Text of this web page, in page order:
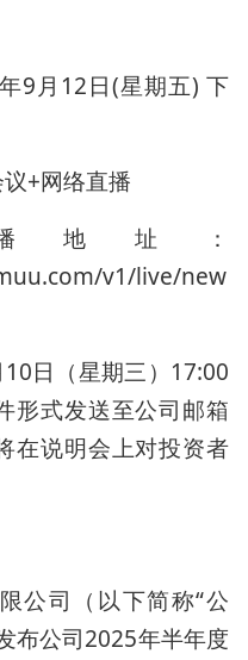
9月12日(星期五) 下
+网络直播
地址：
v1/live/new
日（星期三）17:00
形式发送至公司邮箱
在说明会上对投资者
公司（以下简称“公
布公司2025年半年度